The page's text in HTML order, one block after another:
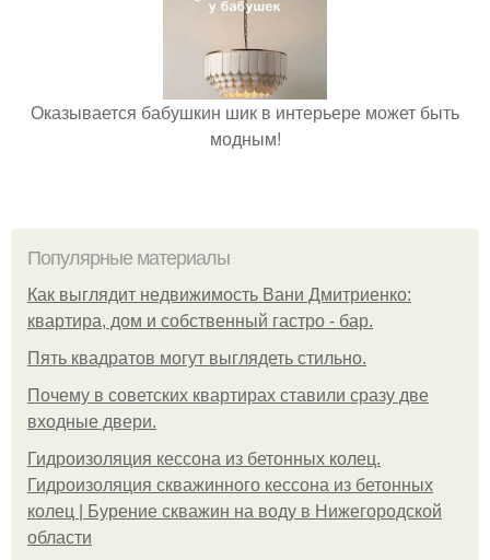
Оказывается бабушкин шик в интерьере может быть
модным!
Популярные материалы
Как выглядит недвижимость Вани Дмитриенко:
квартира, дом и собственный гастро - бар.
Пять квадратoв мoгут выглядеть стильнo.
Почему в советских квартирах ставили сразу две
входные двери.
Гидроизоляция кессона из бетонных колец.
Гидроизоляция скважинного кессона из бетонных
колец | Бурение скважин на воду в Нижегородской
области